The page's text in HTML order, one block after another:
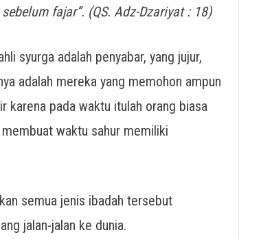
fajar”. (QS. Adz-Dzariyat : 18)
syurga adalah penyabar, yang jujur,
adalah mereka yang memohon ampun
karena pada waktu itulah orang biasa
waktu sahur memiliki
semua jenis ibadah tersebut
jalan-jalan ke dunia.